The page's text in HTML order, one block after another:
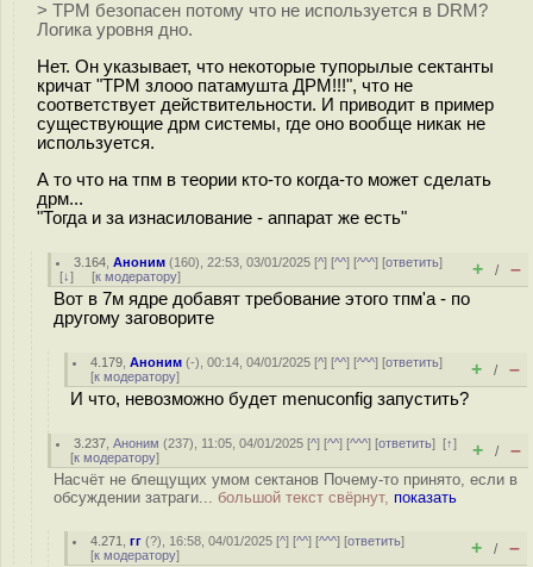
> TPM безопасен потому что не используется в DRM?
Логика уровня дно.
Нет. Он указывает, что некоторые тyпopылыe сектанты
кричат "TPM злооо патамушта ДРМ!!!", что не
соответствует действительности. И приводит в пример
существующие дрм системы, где оно вообще никак не
используется.
А то что на тпм в теории кто-то когда-то может сделать
дрм...
"Тогда и за изнасилование - аппарат же есть"
3.164 ,Аноним (160), 22:53, 03/01/2025 [^] [^^] [^^^] [ответить]
[↓] [к модератору] + / –
Вот в 7м ядре добавят требование этого тпм'а - по
другому заговорите
4.179 ,Аноним (-), 00:14, 04/01/2025 [^] [^^] [^^^] [ответить]
[к модератору] + / –
И что, невозможно будет menuconfig запустить?
3.237 ,Аноним (237), 11:05, 04/01/2025 [^] [^^] [^^^] [ответить][↑]
[к модератору] + / –
Насчёт не блещущих умом сектанов Почему-то принято, если в
обсуждении затраги... большой текст свёрнут, показать
4.271 ,гг (?), 16:58, 04/01/2025 [^] [^^] [^^^] [ответить]
[к модератору] + / –